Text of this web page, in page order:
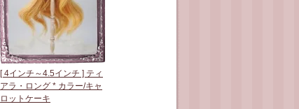
[ 4インチ～4.5インチ ] ティ
アラ・ロング * カラー/キャ
ロットケーキ